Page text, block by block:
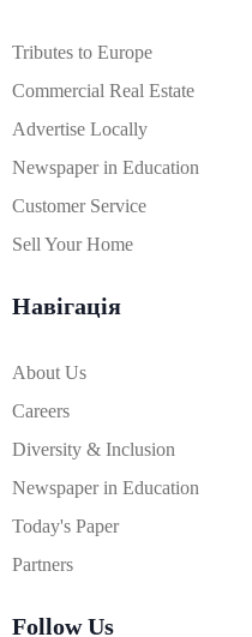
Tributes to Europe
Commercial Real Estate
Advertise Locally
Newspaper in Education
Customer Service
Sell Your Home
Навігація
About Us
Careers
Diversity & Inclusion
Newspaper in Education
Today's Paper
Partners
Follow Us